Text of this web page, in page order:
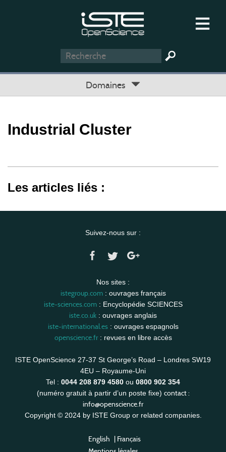
Domaines
Industrial Cluster
Les articles liés :
Suivez-nous sur :
Nos sites :
istegroup.com: ouvrages français
iste-sciences.com: Encyclopédie SCIENCES
iste.co.uk : ouvrages anglais
iste-international.es: ouvrages espagnols
openscience.fr: revues en libre accès
ISTE OpenScience 27-37 St George’s Road – Londres SW19
4EU – Royaume-Uni
Tel : 0044 208 879 4580 ou 0800 902 354
(numéro gratuit à partir d’un poste fixe) contact :
info@openscience.fr
Copyright © 2024 by ISTE Group or related companies.
English | Français